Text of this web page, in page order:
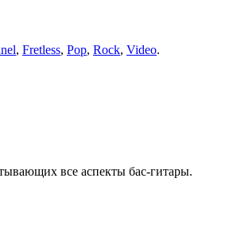
, Fretless, Pop, Rock, Video.
все аспекты бас-гитары.